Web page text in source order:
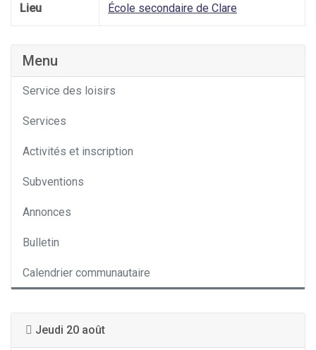
Lieu École secondaire de Clare
Menu
Service des loisirs
Services
Activités et inscription
Subventions
Annonces
Bulletin
Calendrier communautaire
Jeudi 20 août